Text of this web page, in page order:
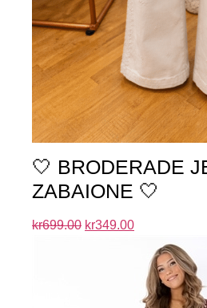
🤍 BRODERADE
ZABAIONE 🤍
kr699.00 kr349.00